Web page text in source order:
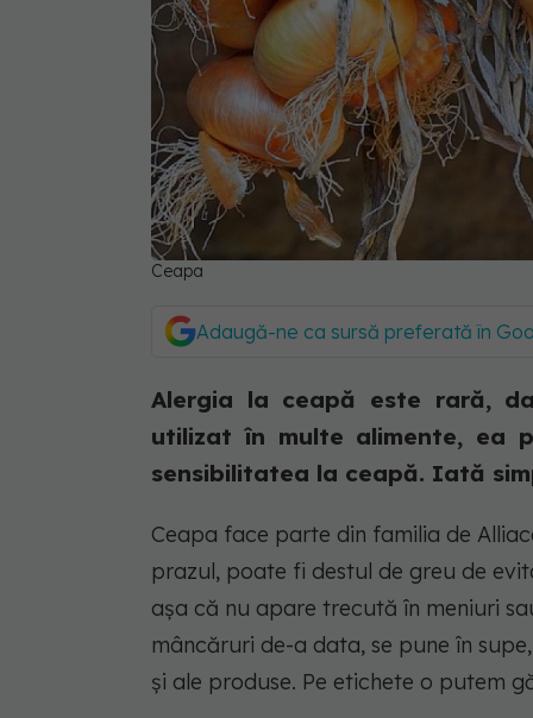
Ceapa
Adaugă-ne ca sursă preferată în
Alergia la ceapă este rară,
utilizat în multe alimente, ea
sensibilitatea la ceapă. Iată
Ceapa face parte din familia de
prazul, poate fi destul de greu de
așa că nu apare trecută în meniuri
mâncăruri de-a data, se pune în
și ale produse. Pe etichete o putem